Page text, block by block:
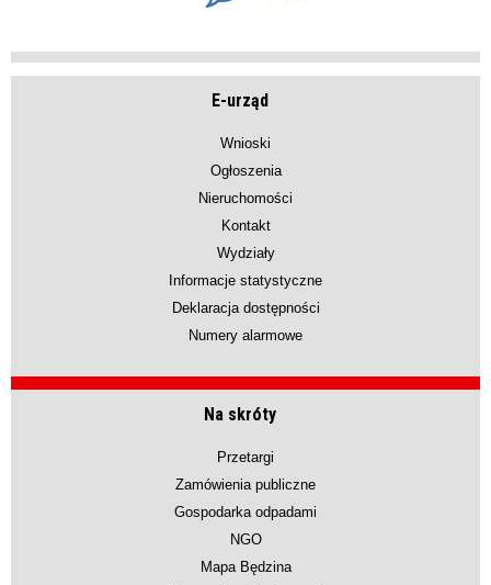
E-urząd
Wnioski
Ogłoszenia
Nieruchomości
Kontakt
Wydziały
Informacje statystyczne
Deklaracja dostępności
Numery alarmowe
Na skróty
Przetargi
Zamówienia publiczne
Gospodarka odpadami
NGO
Mapa Będzina